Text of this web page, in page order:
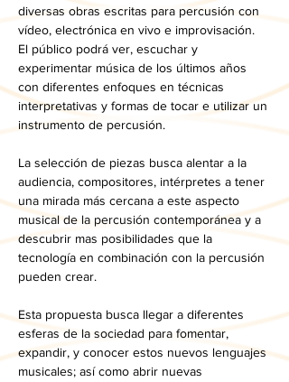
diversas obras escritas para percusión con
vídeo, electrónica en vivo e improvisación.
El público podrá ver, escuchar y
experimentar música de los últimos años
con diferentes enfoques en técnicas
interpretativas y formas de tocar e utilizar un
instrumento de percusión.
La selección de piezas busca alentar a la
audiencia, compositores, intérpretes a tener
una mirada más cercana a este aspecto
musical de la percusión contemporánea y a
descubrir mas posibilidades que la
tecnología en combinación con la percusión
pueden crear.
Esta propuesta busca llegar a diferentes
esferas de la sociedad para fomentar,
expandir, y conocer estos nuevos lenguajes
musicales; así como abrir nuevas